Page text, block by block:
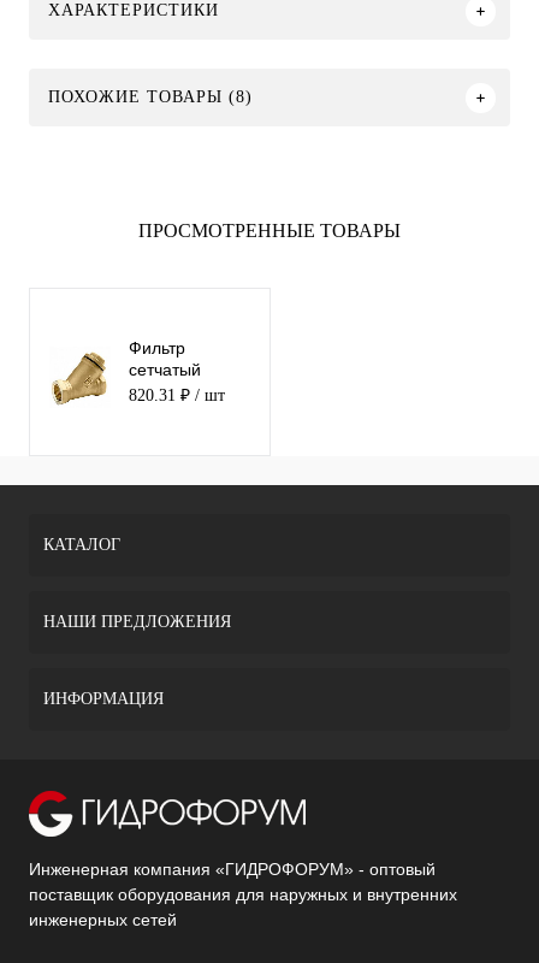
ХАРАКТЕРИСТИКИ
ПОХОЖИЕ ТОВАРЫ (8)
ПРОСМОТРЕННЫЕ ТОВАРЫ
Фильтр
сетчатый
латунный 32
820.31 ₽ / шт
КАТАЛОГ
НАШИ ПРЕДЛОЖЕНИЯ
ИНФОРМАЦИЯ
Инженерная компания «ГИДРОФОРУМ» - оптовый
поставщик оборудования для наружных и внутренних
инженерных сетей